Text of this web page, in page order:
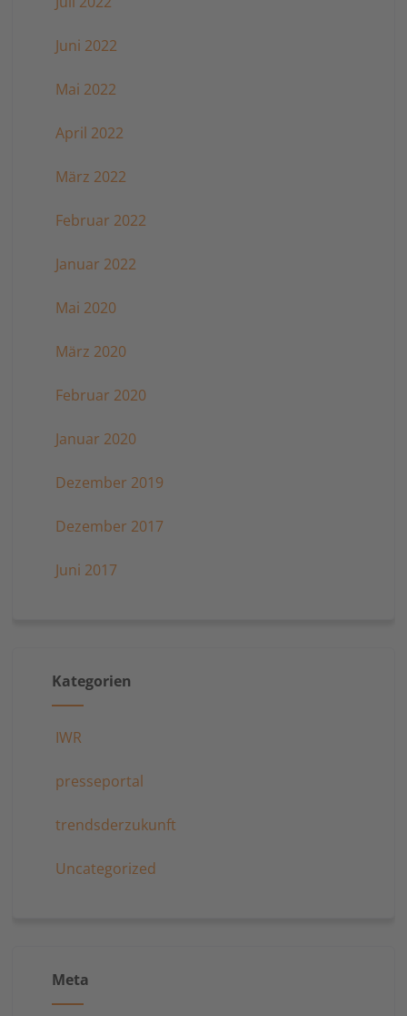
Juni 2022
Mai 2022
April 2022
März 2022
Februar 2022
Januar 2022
Mai 2020
März 2020
Februar 2020
Januar 2020
Dezember 2019
Dezember 2017
Juni 2017
Kategorien
IWR
presseportal
trendsderzukunft
Uncategorized
Meta